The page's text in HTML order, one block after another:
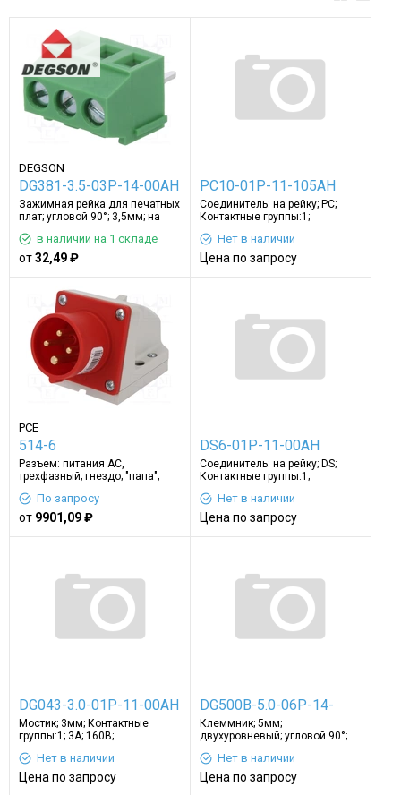
DEGSON
DG381-3.5-03P-14-00AH
Зажимная рейка для печатных
плат; угловой 90°; 3,5мм; на
в наличии на 1 складе
от32,49 ₽
PC10-01P-11-105AH
Соединитель: на рейку; PC;
Контактные группы:1;
Нет в наличии
Цена по запросу
PCE
514-6
Разъем: питания AC,
трехфазный; гнездо; "папа";
По запросу
от 9901,09 ₽
DS6-01P-11-00AH
Соединитель: на рейку; DS;
Контактные группы:1;
Нет в наличии
Цена по запросу
DG043-3.0-01P-11-00AH
Мостик; 3мм; Контактные
группы:1; 3А; 160В;
Нет в наличии
Цена по запросу
DG500B-5.0-06P-14-
00A(H)
Клеммник; 5мм;
двухуровневый; угловой 90°;
Нет в наличии
Цена по запросу